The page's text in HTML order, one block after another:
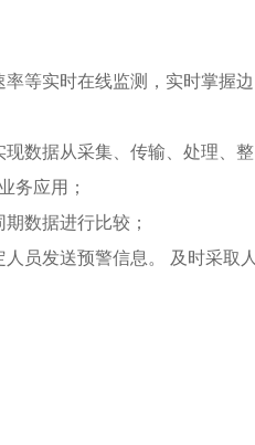
等实时在线监测，实时掌握边
数据从采集、传输、处理、整
务应用；
数据进行比较；
员发送预警信息。 及时采取人